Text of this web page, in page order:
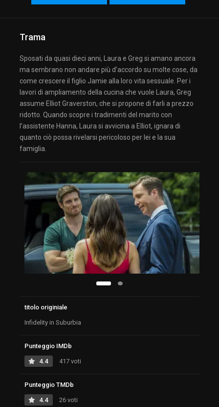
Trama
Sposati da quasi dieci anni, Laura e Greg si amano ancora
ma sembrano non andare più d’accordo su molte cose, da
come crescere il figlio Jamie alla loro vita sessuale. Per i
lavori di ampliamento della cucina che vuole Laura, Greg
assume Elliot Graverston, che si propone di farli a prezzo
ridotto. Quando scopre i tradimenti del marito con
l’assistente Hanna, Laura si avvicina a Elliot, ignara di
quanto ciò possa rivelarsi pericoloso per lei e la sua
famiglia.
titolo originiale
Infidelity in Suburbia
Punteggio IMDb
4.4 417 voti
Punteggio TMDb
4.4 26 voti